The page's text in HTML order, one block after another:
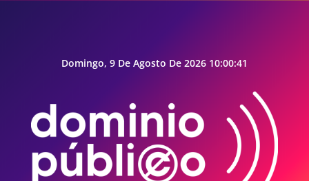
Domingo, 9 De Agosto De 2026 10:00:42